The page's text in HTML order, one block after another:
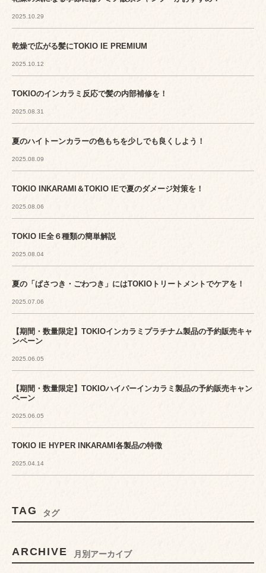
2025.10.29
乾燥で広がる髪にTOKIO IE PREMIUM
2025.10.12
TOKIOのインカラミ反応で髪の内部補修を！
2025.08.31
夏のハイトーンカラーの色もちを少しでも良くしよう！
2025.08.09
TOKIO INKARAMI＆TOKIO IEで夏のダメージ対策を！
2025.08.06
TOKIO IE全６種類の簡単解説
2025.08.04
夏の「ぱさつき・ごわつき」にはTOKIOトリートメントでケアを！
2025.07.06
【期間・数量限定】TOKIOインカラミプラチナム製品の予約販売キャ
ンペーン
2025.06.05
【期間・数量限定】TOKIOハイパーインカラミ製品の予約販売キャン
ペーン
2025.06.05
TOKIO IE HYPER INKARAMI各製品の特徴
2025.04.14
TAG タグ
ARCHIVE 月別アーカイブ